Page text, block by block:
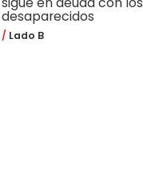
desaparecidos
Lado B